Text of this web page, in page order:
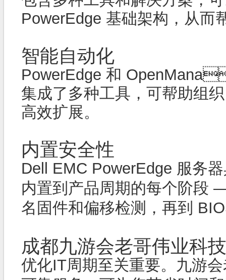
PowerEdge 基础架构，从而
智能自动化
PowerEdge 和
集成了多种工具，可帮助组织
高效扩展。
内置安全性
Dell EMC PowerEdge 服务
内置到产品周期的每个阶段
名固件和偏移检测，再到
成都九游会老哥伟
优化IT周期至关重要。九游